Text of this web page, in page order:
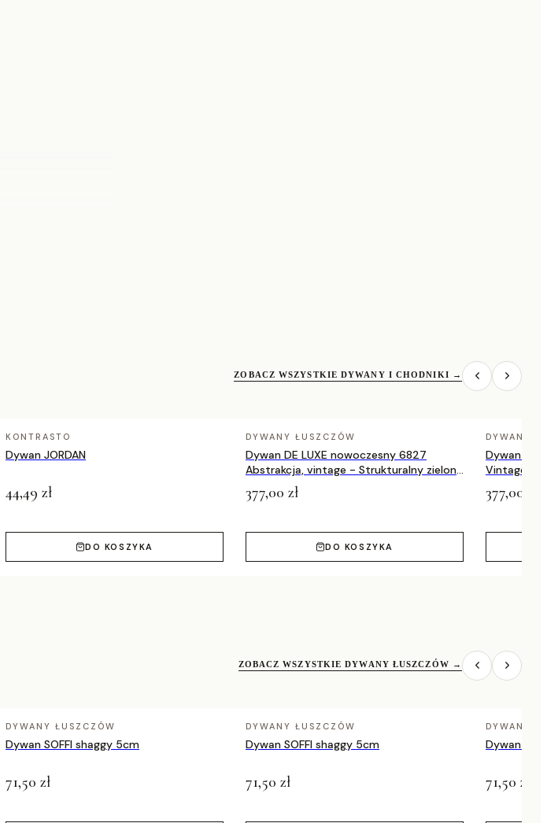
ZOBACZ WSZYSTKIE DYWANY I CHODNIKI →
KONTRASTO
Dywan JORDAN
44,49 zł
DO KOSZYKA
DYWANY ŁUSZCZÓW
Dywan DE LUXE nowoczesny 6827
Abstrakcja, vintage - Strukturalny zielony
377,00 zł
DO KOSZYKA
DYWANY
Dywan DE
Vintage
377,00 zł
ZOBACZ WSZYSTKIE DYWANY ŁUSZCZÓW →
DYWANY ŁUSZCZÓW
Dywan SOFFI shaggy 5cm
71,50 zł
DYWANY ŁUSZCZÓW
Dywan SOFFI shaggy 5cm
71,50 zł
DYWANY
Dywan
71,50 zł